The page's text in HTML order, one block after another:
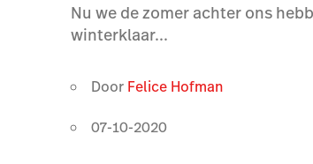
Nu we de zomer achter ons
winterklaar...
Door Felice Hofman
07-10-2020